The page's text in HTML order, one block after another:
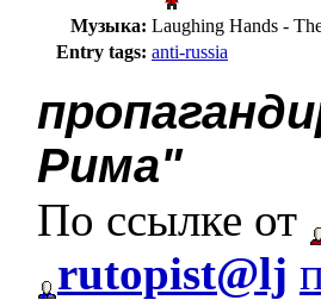
Музыка: Laughing Hands -
Entry tags: anti-russia
Рима"
По ссылке от
rutopist@lj